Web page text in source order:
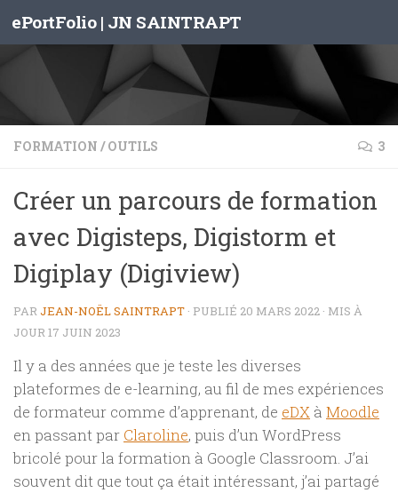
Skip to content
ePortFolio | JN SAINTRAPT
FORMATION / OUTILS 3
Créer un parcours de formation
avec Digisteps, Digistorm et
Digiplay (Digiview)
PARJEAN-NOËL SAINTRAPT · PUBLIÉ 20 MARS 2022 · MIS À
JOUR17 JUIN 2023
Il y a des années que je teste les diverses
plateformes de e-learning, au fil de mes expériences
de formateur comme d’apprenant, de eDX à Moodle
en passant par Claroline, puis d’un WordPress
bricolé pour la formation à Google Classroom. J’ai
souvent dit que tout ça était intéressant, j’ai partagé